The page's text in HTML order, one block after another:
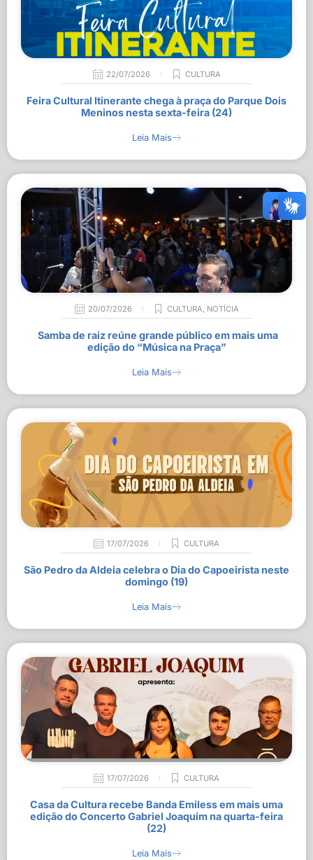
22/07/2026 CULTURA
Feira Cultural Itinerante chega à praça do Parque Dois
Meninos nesta sexta-feira (24)
Leia Mais
20/07/2026 CULTURA, NOTÍCIA
Samba de raiz reúne grande público em mais uma
edição do “Música na Praça”
Leia Mais
17/07/2026 CULTURA
São Pedro da Aldeia celebra o Dia do Capoeirista neste
domingo (19)
Leia Mais
17/07/2026 CULTURA
Casa da Cultura recebe Banda Emiless em mais uma
edição do Concerto Gabriel Joaquim na quarta-feira
(22)
Leia Mais